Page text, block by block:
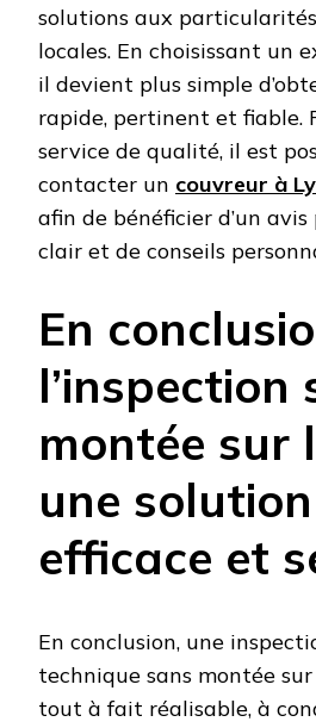
solutions aux
locales. En choisissant un
il devient plus simple
rapide, pertinent et fiable.
service de qualité, il est
contacter un couvreur à
afin de bénéficier d’un avis
clair et de conseils
En
l’inspection
montée sur
une solution
efficace et
En conclusion, une
technique sans montée
tout à fait réalisable, à